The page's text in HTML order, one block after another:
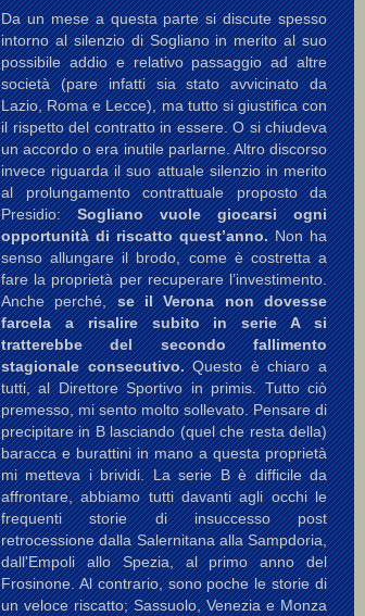
Da un mese a questa parte si discute spesso
intorno al silenzio di Sogliano in merito al suo
possibile addio e relativo passaggio ad altre
società (pare infatti sia stato avvicinato da
Lazio, Roma e Lecce), ma tutto si giustifica con
il rispetto del contratto in essere. O si chiudeva
un accordo o era inutile parlarne. Altro discorso
invece riguarda il suo attuale silenzio in merito
al prolungamento contrattuale proposto da
Presidio:Sogliano vuole giocarsi ogni
opportunità di riscatto quest’anno.Non ha
senso allungare il brodo, come è costretta a
fare la proprietà per recuperare l’investimento.
Anche perché,se il Verona non dovesse
farcela a risalire subito in serie A si
tratterebbe del secondo fallimento
stagionale consecutivo.Questo è chiaro a
tutti, al Direttore Sportivo in primis. Tutto ciò
premesso, mi sento molto sollevato. Pensare di
precipitare in B lasciando (quel che resta della)
baracca e burattini in mano a questa proprietà
mi metteva i brividi. La serie B è difficile da
affrontare, abbiamo tutti davanti agli occhi le
frequenti storie di insuccesso post
retrocessione dalla Salernitana alla Sampdoria,
dall'Empoli allo Spezia, al primo anno del
Frosinone. Al contrario, sono poche le storie di
un veloce riscatto; Sassuolo, Venezia e Monza